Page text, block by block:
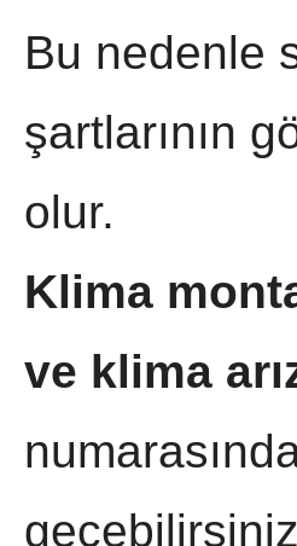
Bu nedenle
şartlarının
olur.
Klima
ve klima